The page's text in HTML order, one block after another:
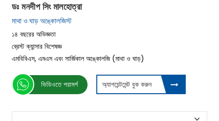
ডঃ মনদীপ সিং মালহোত্রা
মাথা ও ঘাড় অঙ্কোলজিস্ট
১৪ বছরের অভিজ্ঞতা
ব্রেস্ট ক্যান্সার বিশেষজ্ঞ
এমবিবিএস, এমএস এবং সার্জিকাল অঙ্কোলজি (মাথা ও ঘাড়)
ভিডিওতে পরামর্শ অ্যাপয়েন্টমেন্ট বুক করুন